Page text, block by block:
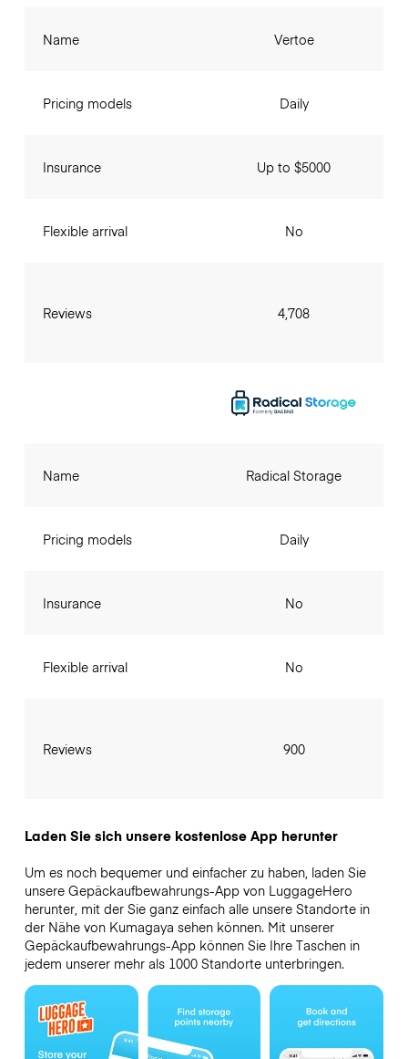
Name
Pricing models
Insurance
Flexible arrival
Reviews
Vertoe
Daily
Up to $5000
No
4,708
Name
Pricing models
Insurance
Flexible arrival
Reviews
Radical Storage
Daily
No
No
900
Laden Sie sich unsere kostenlose App herunter
Um es noch bequemer und einfacher zu haben, laden Sie
unsere Gepäckaufbewahrungs-App von LuggageHero
herunter, mit der Sie ganz einfach alle unsere Standorte in
der Nähe von Kumagaya sehen können. Mit unserer
Gepäckaufbewahrungs-App können Sie Ihre Taschen in
jedem unserer mehr als 1000 Standorte unterbringen.